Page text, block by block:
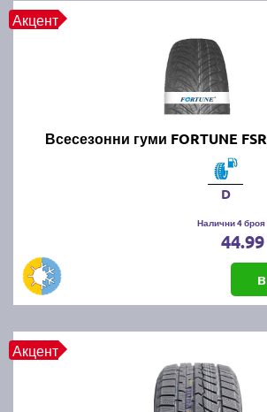
Акцент
Всесезонни гуми FORTUNE
D
Налични 4 броя
Акцент